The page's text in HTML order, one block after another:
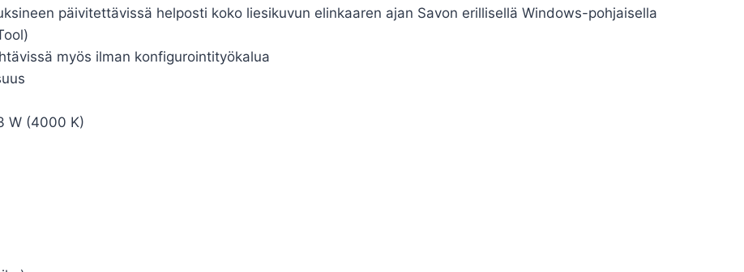
päivitettävissä helposti koko liesikuvun elinkaaren ajan Savon erillisellä Windows-pohjaisella
myös ilman konfigurointityökalua
W (4000 K)